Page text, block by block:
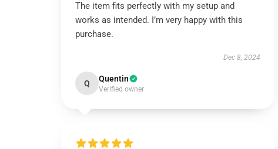
The item fits perfectly with my setup and
works as intended. I’m very happy with this
purchase.
Dec 8, 2024
Q Quentin
Verified owner